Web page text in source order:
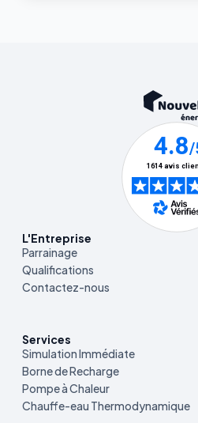
L'Entreprise
Parrainage
Qualifications
Contactez-nous
Services
Simulation Immédiate
Borne de Recharge
Pompe à Chaleur
Chauffe-eau Thermodynamique